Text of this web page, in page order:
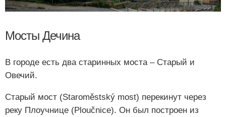
Мосты Дечина
В городе есть два старинных моста – Старый и
Овечий.
Старый мост (Staroměstský most) перекинут через
реку Плоучнице (Ploučnice). Он был построен из